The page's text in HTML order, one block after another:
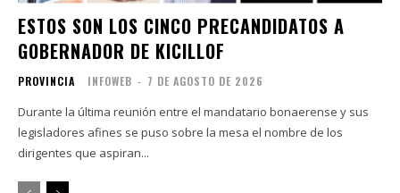
ESTOS SON LOS CINCO PRECANDIDATOS A
GOBERNADOR DE KICILLOF
PROVINCIA INFOWEB - 7 DE AGOSTO DE 2026
Durante la última reunión entre el mandatario bonaerense y sus
legisladores afines se puso sobre la mesa el nombre de los
dirigentes que aspiran...